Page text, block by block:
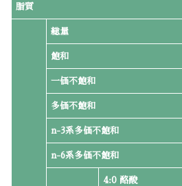
脂質
総量
飽和
一価不飽和
多価不飽和
n-3系多価不飽和
n-6系多価不飽和
4:0 酪酸